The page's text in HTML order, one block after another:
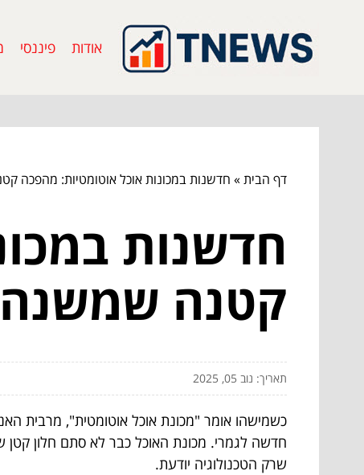
אודות פיננסי
דף הבית» חדשנות במכונות אוכל אוטומטיות: מהפכה
חדשנות
קטנה שמשנה
תאריך: נוב 05, 2025
כשמישהו אומר "מכונת אוכל אוטומטית", מרבית
חדשה לגמרי. מכונת האוכל כבר לא סתם חלון
שרק הטכנולוגיה יודעת.